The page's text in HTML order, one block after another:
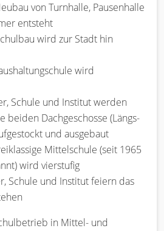
von Turnhalle, Pausenhalle
entsteht
wird zur Stadt hin
wird
Schule und Institut werden
beiden Dachgeschosse (Längs-
und ausgebaut
Mittelschule (seit 1965
wird vierstufig
Schule und Institut feiern das
in Mittel- und